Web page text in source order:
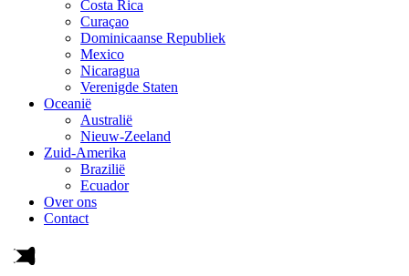
Costa Rica
Curaçao
Dominicaanse Republiek
Mexico
Nicaragua
Verenigde Staten
Oceanië
Australië
Nieuw-Zeeland
Zuid-Amerika
Brazilië
Ecuador
Over ons
Contact